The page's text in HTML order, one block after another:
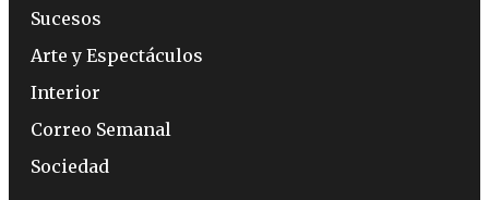
Sucesos
Arte y Espectáculos
Interior
Correo Semanal
Sociedad